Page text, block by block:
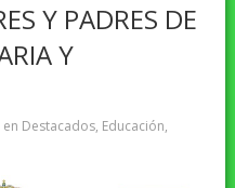
Y PADRES DE
Y
en Destacados, Educación,